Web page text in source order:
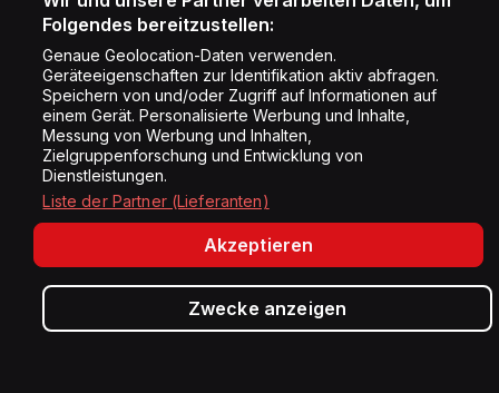
Copyright © Energy 2026
Folgendes bereitzustellen:
Genaue Geolocation-Daten verwenden.
Geräteeigenschaften zur Identifikation aktiv abfragen.
Speichern von und/oder Zugriff auf Informationen auf
einem Gerät. Personalisierte Werbung und Inhalte,
Messung von Werbung und Inhalten,
Zielgruppenforschung und Entwicklung von
Dienstleistungen.
Liste der Partner (Lieferanten)
Akzeptieren
Zwecke anzeigen